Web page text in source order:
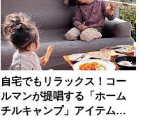
自宅でもリラックス！コー
ルマンが提唱する「ホーム
チルキャンプ」アイテムっ